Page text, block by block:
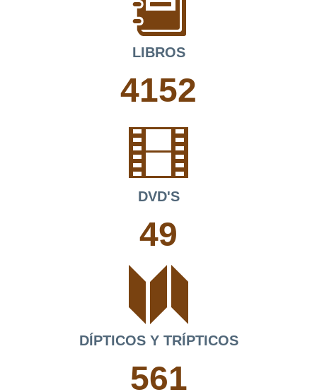
LIBROS
4152
DVD'S
49
DÍPTICOS Y TRÍPTICOS
561